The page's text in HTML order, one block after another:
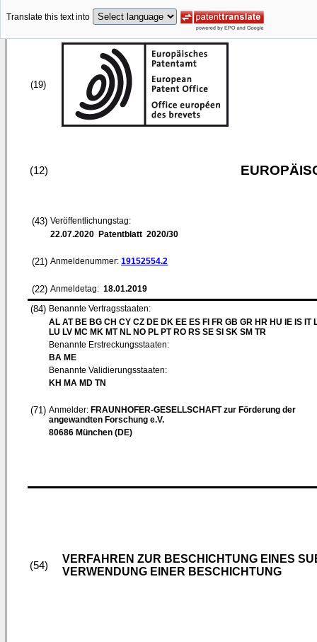
Translate this text into
(19)
(12)
(43) Veröffentlichungstag:
22.07.2020 Patentblatt 2020/30
(21) Anmeldenummer: 19152554.2
(22) Anmeldetag: 18.01.2019
(84) Benannte Vertragsstaaten:
AL AT BE BG CH CY CZ DE DK EE ES FI FR GB GR HR HU IE IS IT
LU LV MC MK MT NL NO PL PT RO RS SE SI SK SM TR
Benannte Erstreckungsstaaten:
BA ME
Benannte Validierungsstaaten:
KH MA MD TN
(71) Anmelder: FRAUNHOFER-GESELLSCHAFT zur Förderung der
angewandten Forschung e.V.
80686 München (DE)
(54)
VERFAHREN ZUR BESCHICHTUNG EINES
VERWENDUNG EINER BESCHICHTUNG